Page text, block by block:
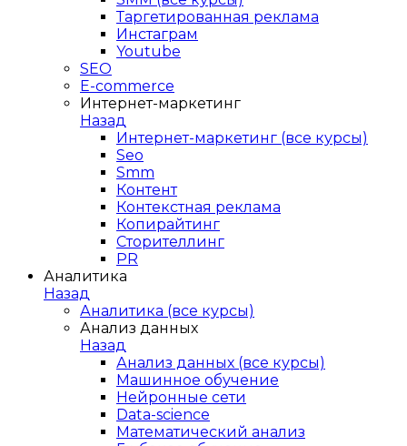
Таргетированная реклама
Инстаграм
Youtube
SEO
E-сommerce
Интернет-маркетинг
Назад
Интернет-маркетинг (все курсы)
Seo
Smm
Контент
Контекстная реклама
Копирайтинг
Сторителлинг
PR
Аналитика
Назад
Аналитика (все курсы)
Анализ данных
Назад
Анализ данных (все курсы)
Машинное обучение
Нейронные сети
Data-science
Математический анализ